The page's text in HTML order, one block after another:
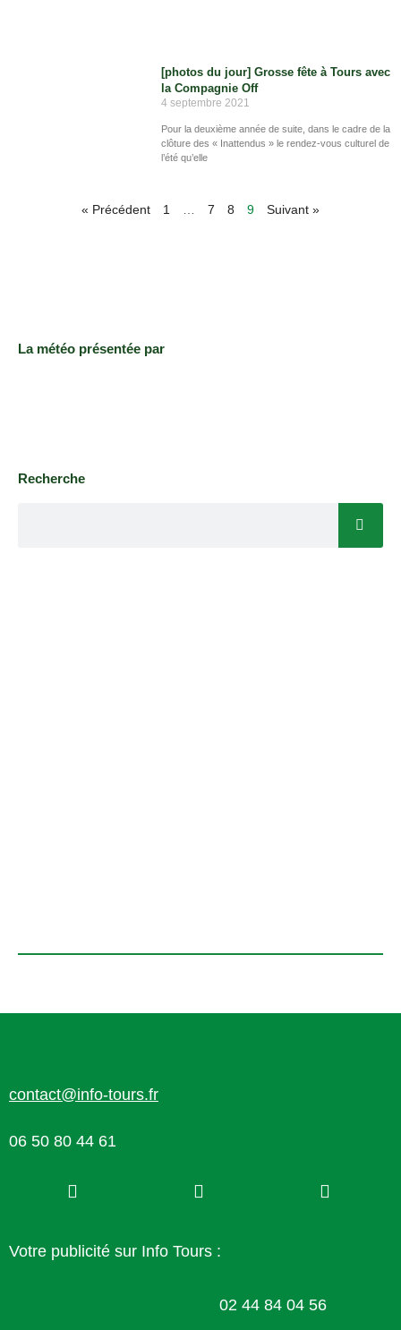
[photos du jour] Grosse fête à Tours avec
la Compagnie Off
4 septembre 2021
Pour la deuxième année de suite, dans le cadre de la
clôture des « Inattendus » le rendez-vous culturel de
l’été qu’elle
« Précédent 1 7 8 9 Suivant »
La météo présentée par
Recherche
contact@info-tours.fr
06 50 80 44 61
Votre publicité sur Info Tours :
02 44 84 04 56